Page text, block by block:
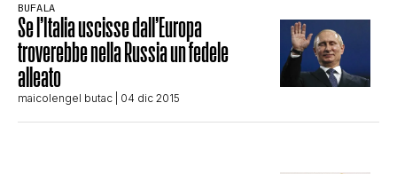
EDITORIALI
TRUFFE E SOCIAL NETWORK
BUFALA
Se l’Italia uscisse dall’Europa
troverebbe nella Russia un fedele
alleato
maicolengel butac | 04 dic 2015